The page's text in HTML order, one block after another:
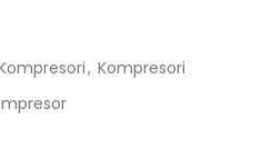
, Kompresori